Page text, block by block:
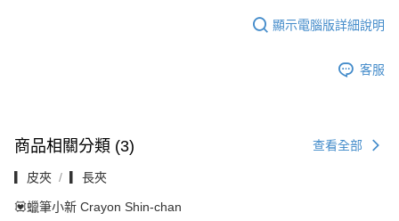
顯示電腦版詳細說明
客服
商品相關分類 (3) 查看全部
▎皮夾 ▎長夾
💟蠟筆小新 Crayon Shin-chan